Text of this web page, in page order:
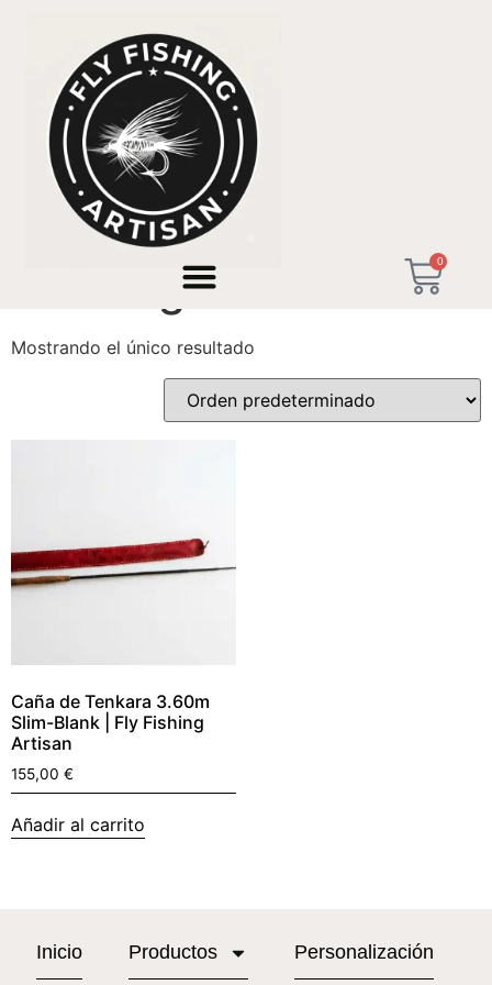
0
/ Productos etiquetados “rio orbigo tenkara”
rio orbigo tenkara
Mostrando el único resultado
Caña de Tenkara 3.60m
Slim-Blank | Fly Fishing
Artisan
155,00 €
Añadir al carrito
Inicio Productos Personalización